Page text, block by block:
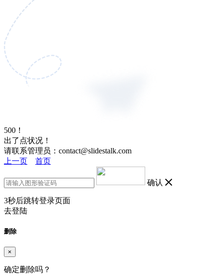
500！
出了点状况！
请联系管理员：contact@slidestalk.com
上一页
首页
确认
3秒后跳转登录页面
去登陆
删除
×
确定删除吗？